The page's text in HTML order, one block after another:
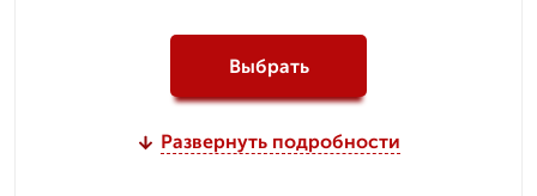
Выбрать
Развернуть подробности